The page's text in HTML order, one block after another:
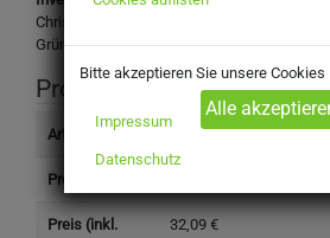
Christoph Schützinger
Grüntorstraße 17/1, 71394 Kernen im
Produktinformation
Artikelnummer 2306540
Produkttyp
Preis (inkl.
32,09 €
Bitte akzeptieren Sie unsere Cookies
Impressum
Datenschutz